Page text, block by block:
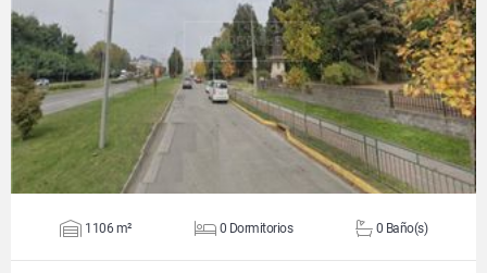
VER DETALLES
1106 m² 0 Dormitorios 0 Baño(s)